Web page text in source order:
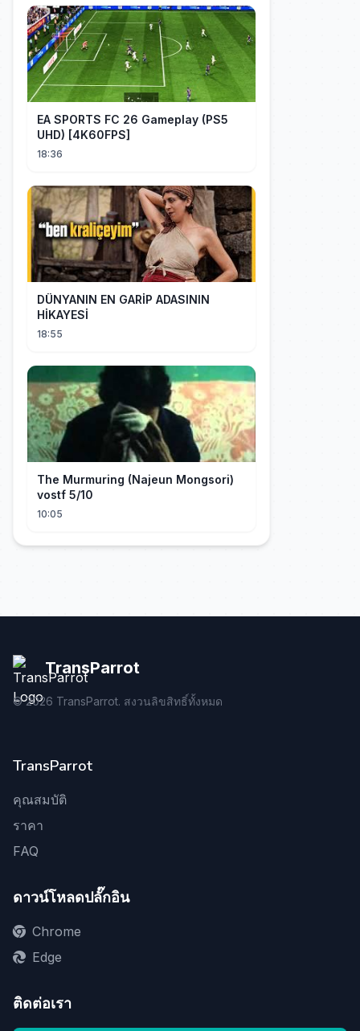
EA SPORTS FC 26 Gameplay (PS5
UHD) [4K60FPS]
18:36
DÜNYANIN EN GARİP ADASININ
HİKAYESİ
18:55
The Murmuring (Najeun Mongsori)
vostf 5/10
10:05
TransParrot
©2026 TransParrot. สงวนลิขสิทธิ์ทั้งหมด
TransParrot
คุณสมบัติ
ราคา
FAQ
ดาวน์โหลดปลั๊กอิน
Chrome
Edge
ติดต่อเรา